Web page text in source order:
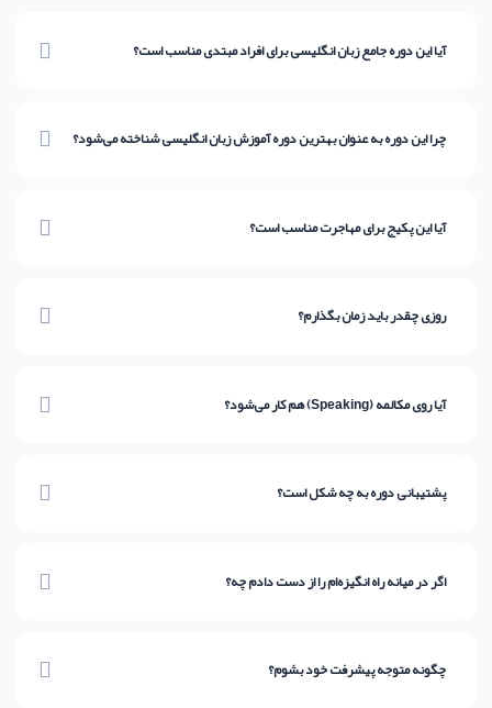
آیا این دوره جامع زبان انگلیسی برای افراد مبتدی مناسب است؟
پایه (A1) شروع می‌شود. ما با داستان‌سرایی ترس از شروع را از بین می‌بریم.
چرا این دوره به عنوان بهترین دوره آموزش زبان انگلیسی شناخته می‌شود؟
زبان را ناخودآگاه نهادینه می‌کند و یک دوره زبان انگلیسی استاندارد CEFR را ارائه
آیا این پکیج برای مهاجرت مناسب است؟
سطح زبانی شما معتبر و آماده شرکت در آزمون‌ها خواهد بود.
روزی چقدر باید زمان بگذارم؟
مستمر، می‌توانید بهترین نتیجه را بگیرید. استمرار بسیار مهم‌تر از ساعات طولانی
آیا روی مکالمه (Speaking) هم کار می‌شود؟
روزمره بخش بزرگی از آموزش‌های ما را تشکیل می‌دهند.
پشتیبانی دوره به چه شکل است؟
سوالات شما هستند و تمرین‌هایتان را بررسی می‌کنند.
اگر در میانه راه انگیزه‌ام را از دست دادم چه؟
مانند یک سریال جذاب است که شما را مشتاق نگه می‌دارد.
چگونه متوجه پیشرفت خود بشوم؟